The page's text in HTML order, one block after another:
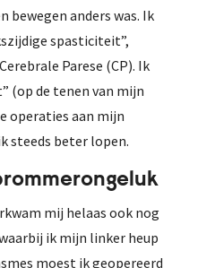
bewegen anders was. Ik
spasticiteit”,
Parese (CP). Ik
(op de tenen van mijn
operaties aan mijn
steeds beter lopen.
mij helaas ook nog
ik mijn linker heup
moest ik geopereerd